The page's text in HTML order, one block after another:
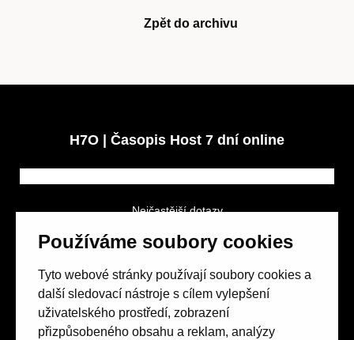
Používáme soubory cookies
Tyto webové stránky používají soubory cookies a
další sledovací nástroje s cílem vylepšení
uživatelského prostředí, zobrazení
přizpůsobeného obsahu a reklam, analýzy
Kontakt
Předplatné
Zpět do archivu
H7O | Časopis Host 7 dní online
Nejčastější dotazy
Obchodní podmínky